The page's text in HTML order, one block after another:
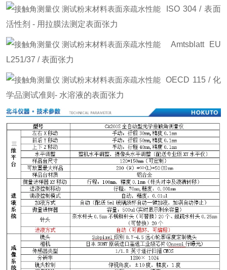
ISO 304 / 表面
活性剂 - 用拉膜法测定表面张力
Amtsblatt EU
L251/37 / 表面张力
OECD 115 / 化
学品测试准则- 水溶液的表面张力